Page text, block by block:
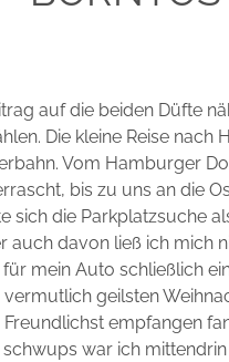
auf die beiden Düfte
Die kleine Reise nach
Vom Hamburger
bis zu uns an die
sich die Parkplatzsuche
auch davon ließ ich mich
mein Auto schließlich
geilsten
empfangen
war ich mittendrin